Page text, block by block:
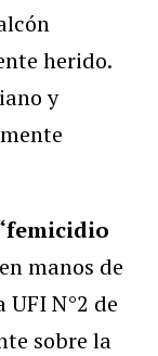
herido.
y
manos de
N°2 de
sobre la